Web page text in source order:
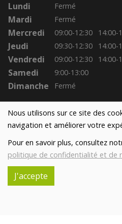
Nous utilisons sur ce site des
navigation et améliorer votre
Pour en savoir plus, consultez
politique de confidentialité et de
J'accepte
Lundi Fermé
Mardi Fermé
Mercredi 09:00-12:30 14:00-
Jeudi 09:30-12:30 14:00-
Vendredi 09:00-12:30 14:00-
Samedi 9:00-13:00
Dimanche Fermé